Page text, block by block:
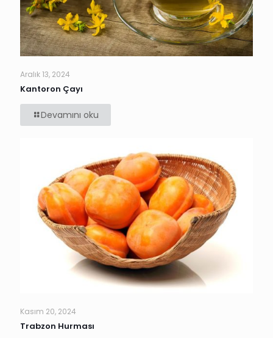
Aralık 13, 2024
Kantoron Çayı
Devamını oku
Kasım 20, 2024
Trabzon Hurması